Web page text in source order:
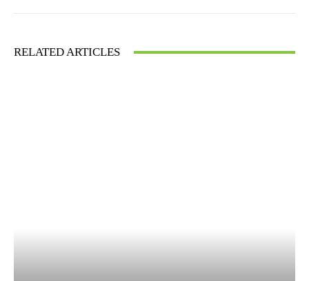
RELATED ARTICLES